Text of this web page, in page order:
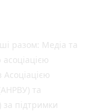
разом: Медіа та
Асоціацією
та
за підтримки